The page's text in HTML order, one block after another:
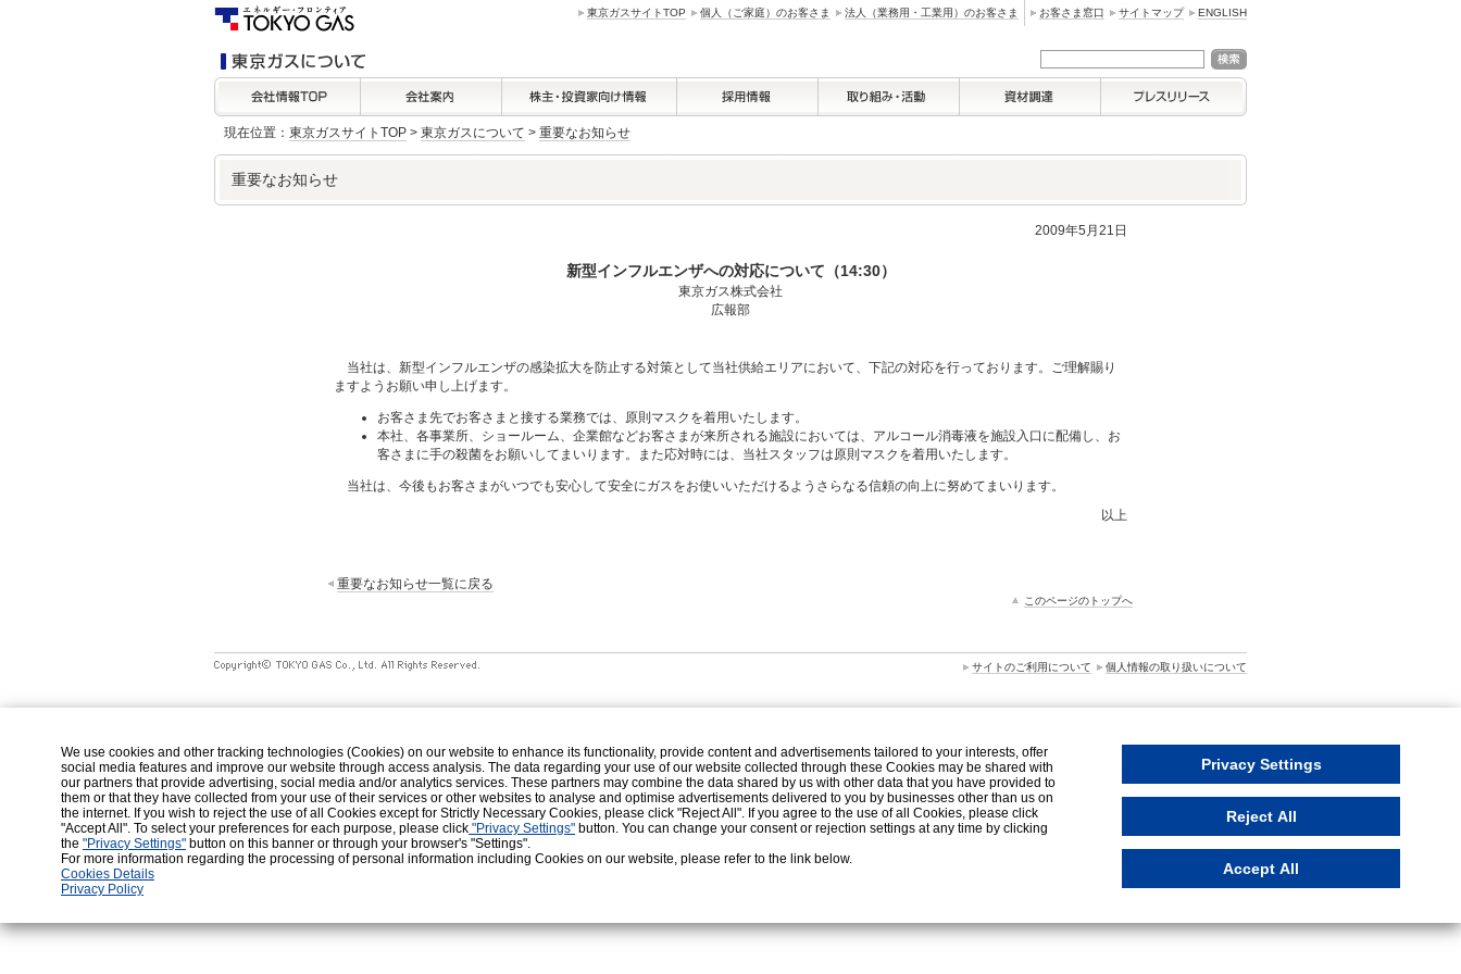
東京ガスサイトTOP 個人（ご家庭）のお客さま 法人（業務用・工業用）のお客さま お客さま窓口 サイトマップ ENGLISH
現在位置： 東京ガスサイトTOP > 東京ガスについて > 重要なお知らせ
重要なお知らせ
2009年5月21日
新型インフルエンザへの対応について（14:30）
東京ガス株式会社
広報部
当社は、新型インフルエンザの感染拡大を防止する対策として当社供給エリアにおいて、下記の対応を行っております。ご理解賜り
ますようお願い申し上げます。
お客さま先でお客さまと接する業務では、原則マスクを着用いたします。
本社、各事業所、ショールーム、企業館などお客さまが来所される施設においては、アルコール消毒液を施設入口に配備し、お
客さまに手の殺菌をお願いしてまいります。また応対時には、当社スタッフは原則マスクを着用いたします。
当社は、今後もお客さまがいつでも安心して安全にガスをお使いいただけるようさらなる信頼の向上に努めてまいります。
以上
重要なお知らせ一覧に戻る
このページのトップへ
サイトのご利用について 個人情報の取り扱いについて
We use cookies and other tracking technologies (Cookies) on our website to enhance its functionality, provide content and advertisements tailored to your interests, offer
social media features and improve our website through access analysis. The data regarding your use of our website collected through these Cookies may be shared with
our partners that provide advertising, social media and/or analytics services. These partners may combine the data shared by us with other data that you have provided to
them or that they have collected from your use of their services or other websites to analyse and optimise advertisements delivered to you by businesses other than us on
the internet. If you wish to reject the use of all Cookies except for Strictly Necessary Cookies, please click "Reject All". If you agree to the use of all Cookies, please click
"Accept All". To select your preferences for each purpose, please click "Privacy Settings" button. You can change your consent or rejection settings at any time by clicking
the "Privacy Settings" button on this banner or through your browser's "Settings".
Cookies Details
Privacy Policy
Privacy Settings
Reject All
Accept All